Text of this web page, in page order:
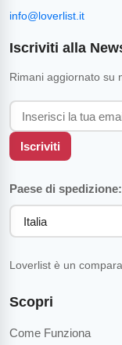
Scopri
Come Funziona
info@loverlist.it
Iscriviti alla
Rimani aggiornato su
Iscriviti
Paese di spedizione:
Loverlist è un